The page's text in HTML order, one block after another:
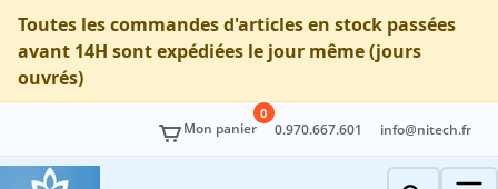
Toutes les commandes d'articles en stock passées
avant 14H sont expédiées le jour même (jours
ouvrés)
Mon panier
0
0.970.667.601 info@nitech.fr